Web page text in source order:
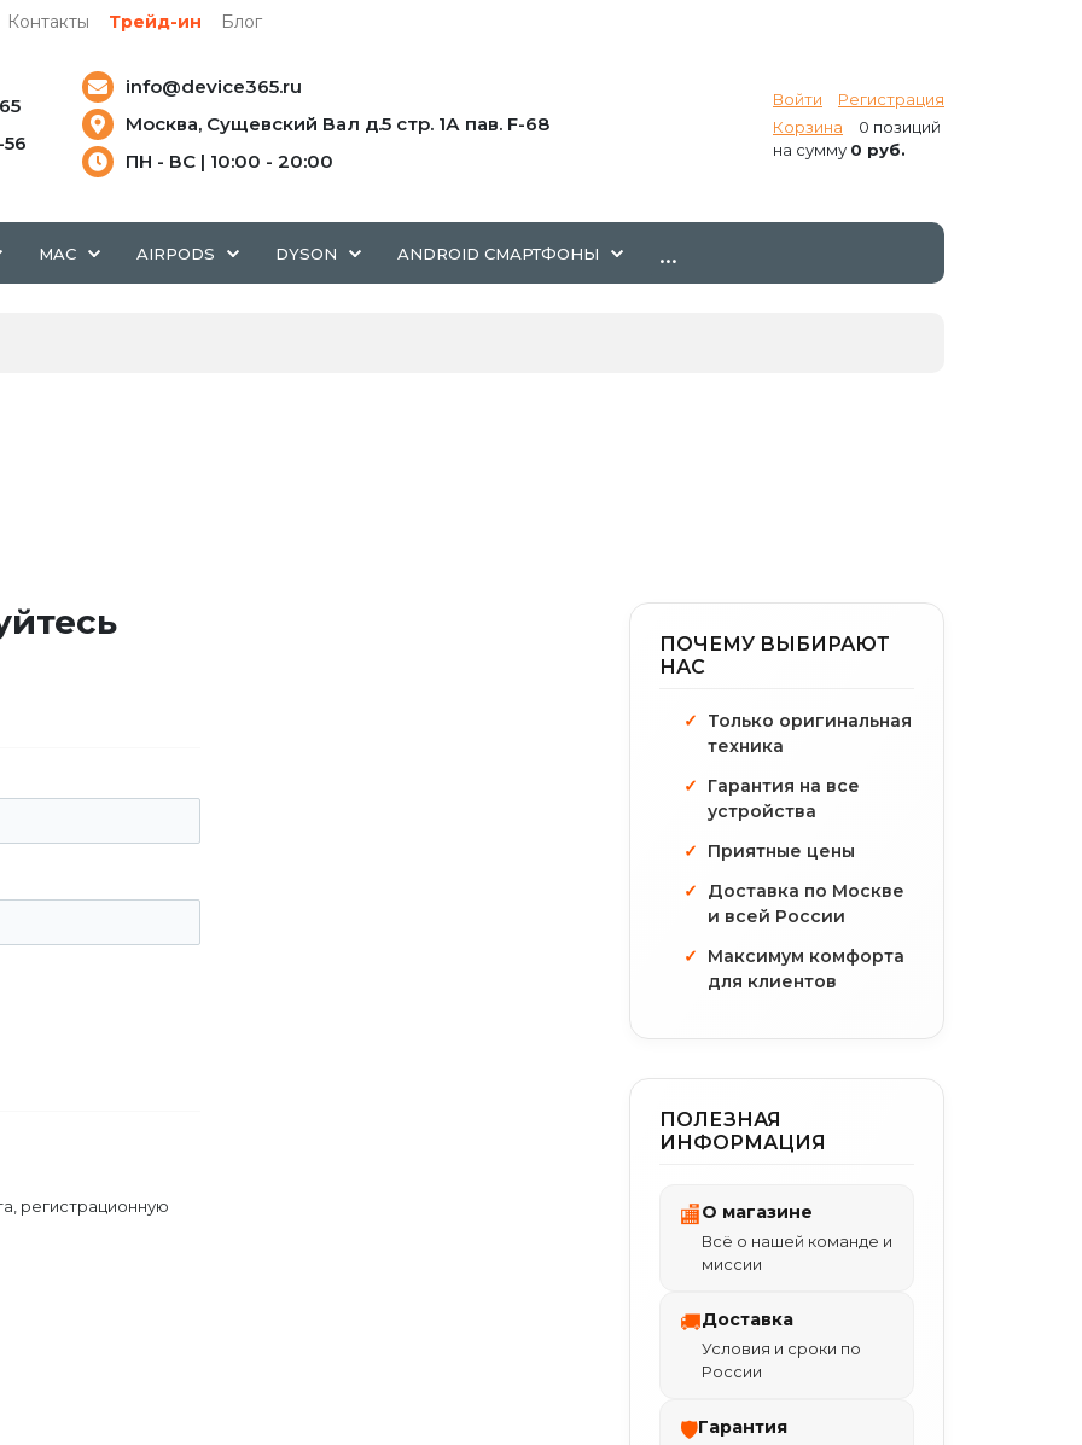
Контакты Трейд-ин Блог
Войти
Регистрация
Корзина
0 позиций
на сумму 0 руб.
info@device365.ru
Москва, Сущевский Вал д.5 стр. 1А пав. F-68
ПН - ВС | 10:00 - 20:00
MAC AIRPODS DYSON ANDROID СМАРТФОНЫ ...
регистрационную
ПОЧЕМУ ВЫБИРАЮТ
НАС
Только оригинальная
техника
Гарантия на все
устройства
Приятные цены
Доставка по Москве
и всей России
Максимум комфорта
для клиентов
ПОЛЕЗНАЯ
ИНФОРМАЦИЯ
🏬О магазине
Всё о нашей команде и
миссии
🚚Доставка
Условия и сроки по
России
🛡Гарантия